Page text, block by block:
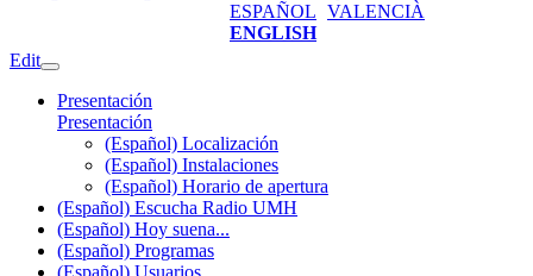
ESPAÑOL VALENCIÀ
ENGLISH
Edit
Presentación
Presentación
(Español) Localización
(Español) Instalaciones
(Español) Horario de apertura
(Español) Escucha Radio UMH
(Español) Hoy suena...
(Español) Programas
(Español) Usuarios